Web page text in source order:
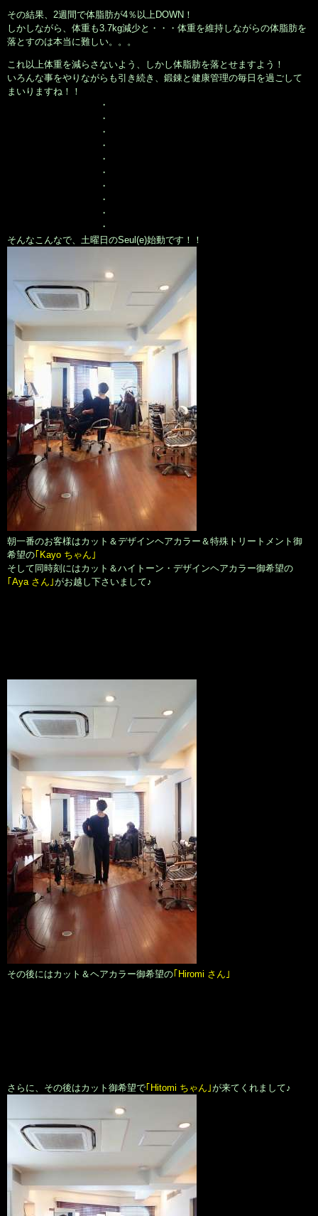
その結果、2週間で体脂肪が4％以上DOWN！
しかしながら、体重も3.7kg減少と・・・体重を維持しながらの体脂肪を
落とすのは本当に難しい。。。
これ以上体重を減らさないよう、しかし体脂肪を落とせますよう！
いろんな事をやりながらも引き続き、鍛錬と健康管理の毎日を過ごして
まいりますね！！
・
・
・
・
・
・
・
・
・
・
そんなこんなで、土曜日のSeul(e)始動です！！
朝一番のお客様はカット＆デザインヘアカラー＆特殊トリートメント御
希望の｢Kayo ちゃん｣
そして同時刻にはカット＆ハイトーン・デザインヘアカラー御希望の
｢Aya さん｣がお越し下さいまして♪
その後にはカット＆ヘアカラー御希望の｢Hiromi さん｣
さらに、その後はカット御希望で｢Hitomi ちゃん｣が来てくれまして♪